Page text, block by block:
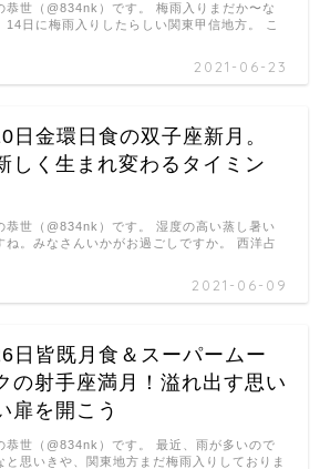
2021-06-23
恭世（@834nk）です。 梅雨入りまだか〜な
14日に梅雨入りしたらしい関東甲信地方。 こ
日金環日食の双子座新月。
しく生まれ変わるタイミン
2021-06-09
恭世（@834nk）です。 湿度の高い蒸し暑い
ね。みなさんいかがお過ごしですか。 西洋占
日皆既月食＆スーパームー
の射手座満月！溢れ出す思い
扉を開こう
恭世（@834nk）です。 最近、雨が多いので
と思いきや、関東地方まだ梅雨入りしておりま